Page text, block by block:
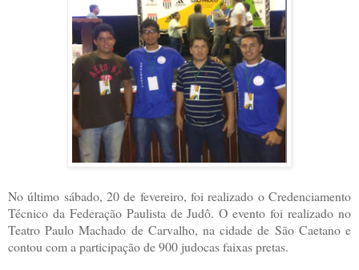
No último sábado, 20 de fevereiro, foi realizado o Credenciamento
Técnico da Federação Paulista de Judô. O evento foi realizado no
Teatro Paulo Machado de Carvalho, na cidade de São Caetano e
contou com a participação de 900 judocas faixas pretas.